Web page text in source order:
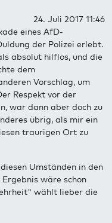
24. Juli 2017 11:46
eines AfD-
der Polizei erlebt.
absolut hilflos, und die
dem
Vorschlag, um
Respekt vor der
war dann aber doch zu
übrig, als mir ein
traurigen Ort zu
Umständen in den
wäre schon
wählt lieber die